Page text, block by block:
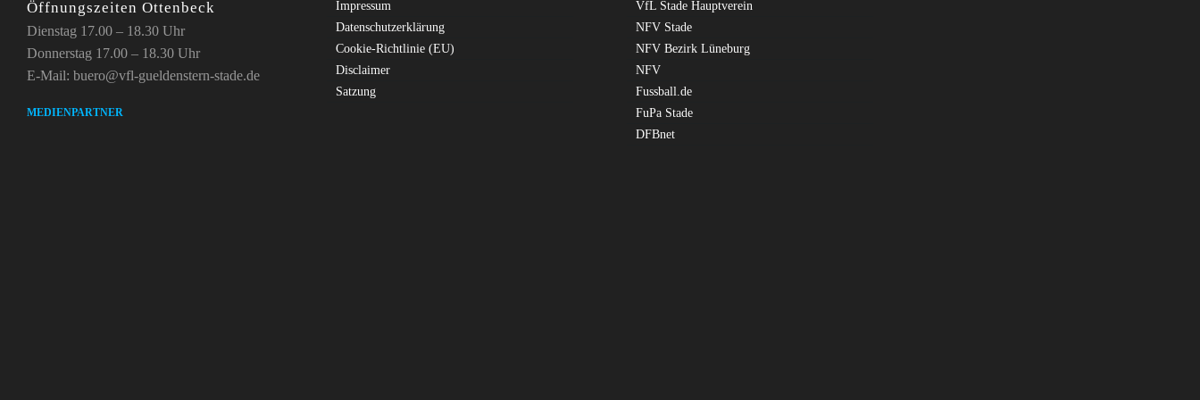
Öffnungszeiten Ottenbeck
Dienstag 17.00 – 18.30 Uhr
Donnerstag 17.00 – 18.30 Uhr
E-Mail: buero@vfl-gueldenstern-stade.de
MEDIENPARTNER
Impressum
Datenschutzerklärung
Cookie-Richtlinie (EU)
Disclaimer
Satzung
VfL Stade Hauptverein
NFV Stade
NFV Bezirk Lüneburg
NFV
Fussball.de
FuPa Stade
DFBnet